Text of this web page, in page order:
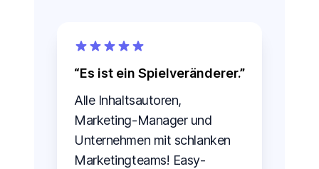
Es ist ein Spielveränderer.
Alle Inhaltsautoren,
Marketing-Manager und
Unternehmen mit schlanken
Marketingteams! Easy-